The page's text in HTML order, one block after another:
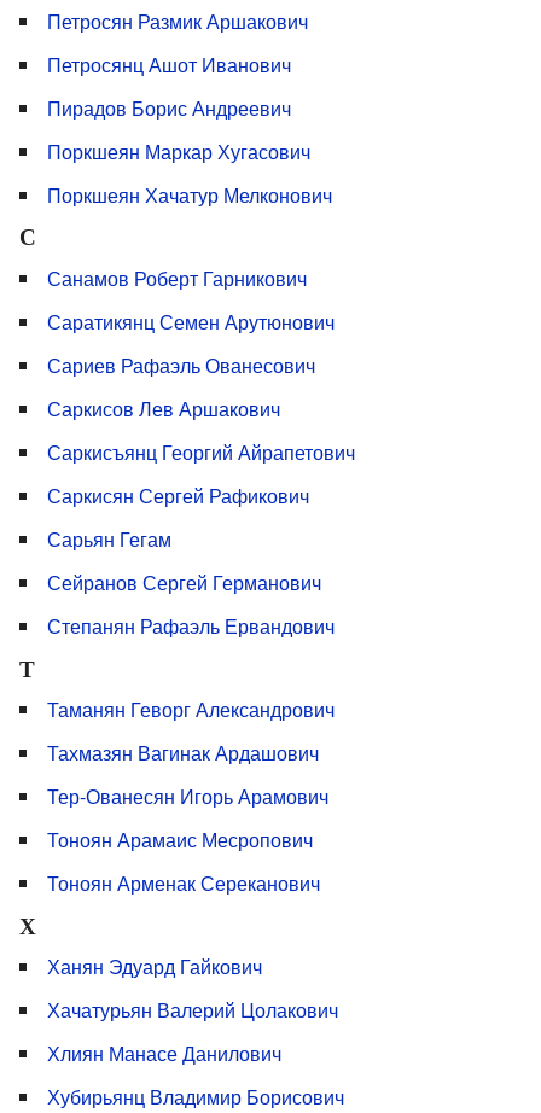
Петросян Размик Аршакович
Петросянц Ашот Иванович
Пирадов Борис Андреевич
Поркшеян Маркар Хугасович
Поркшеян Хачатур Мелконович
С
Санамов Роберт Гарникович
Саратикянц Семен Арутюнович
Сариев Рафаэль Ованесович
Саркисов Лев Аршакович
Саркисъянц Георгий Айрапетович
Саркисян Сергей Рафикович
Сарьян Гегам
Сейранов Сергей Германович
Степанян Рафаэль Ервандович
Т
Таманян Геворг Александрович
Тахмазян Вагинак Ардашович
Тер-Ованесян Игорь Арамович
Тоноян Арамаис Месропович
Тоноян Арменак Сереканович
Х
Ханян Эдуард Гайкович
Хачатурьян Валерий Цолакович
Хлиян Манасе Данилович
Хубирьянц Владимир Борисович